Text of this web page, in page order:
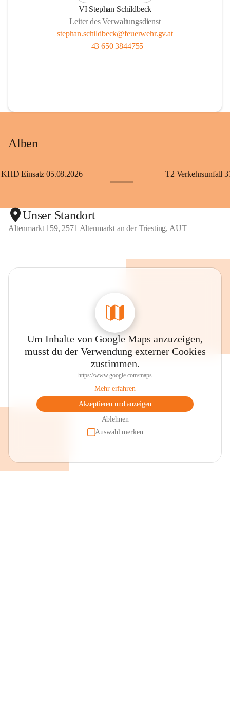
VI Stephan Schildbeck
Leiter des Verwaltungsdienst
stephan.schildbeck@feuerwehr.gv.at
+43 650 3844755
Alben
KHD Einsatz 05.08.2026 T2 Verkehrsunfall
Unser Standort
Altenmarkt 159, 2571 Altenmarkt an der Triesting, AUT
Um Inhalte von Google Maps anzuzeigen,
musst du der Verwendung externer Cookies
zustimmen.
https://www.google.com/maps
Mehr erfahren
Akzeptieren und anzeigen
Ablehnen
Auswahl merken